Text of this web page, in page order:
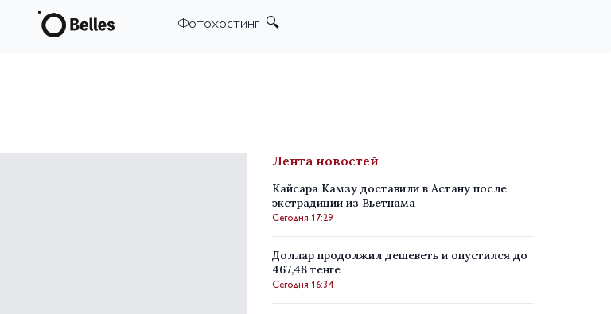
Фотохостинг
Лента новостей
Кайсара Камзу доставили в Астану после
экстрадиции из Вьетнама
Сегодня 17:29
Доллар продолжил дешеветь и опустился до
467,48 тенге
Сегодня 16:34